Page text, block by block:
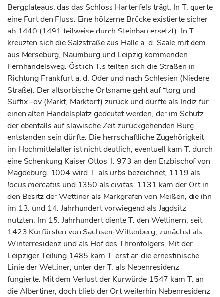
Bergplateaus, das das Schloss Hartenfels trägt. In T. querte
eine Furt den Fluss. Eine hölzerne Brücke existierte sicher
ab 1440 (1491 teilweise durch Steinbau ersetzt). In T.
kreuzten sich die Salzstraße aus Halle a. d. Saale mit dem
aus Merseburg, Naumburg und Leipzig kommenden
Fernhandelsweg. Östlich T.s teilten sich die Straßen in
Richtung Frankfurt a. d. Oder und nach Schlesien (Niedere
Straße). Der altsorbische Ortsname geht auf *torg und
Suffix –ov (Markt, Marktort) zurück und dürfte als Indiz für
einen alten Handelsplatz gedeutet werden, der im Schutz
der ebenfalls auf slawische Zeit zurückgehenden Burg
entstanden sein dürfte. Die herrschaftliche Zugehörigkeit
im Hochmittelalter ist nicht deutlich, eventuell kam T. durch
eine Schenkung Kaiser Ottos II. 973 an den Erzbischofvon
Magdeburg. 1004 wird T. als urbs bezeichnet, 1119 als
locus mercatus und 1350 als civitas. 1131 kam der Ort in
den Besitz der Wettiner als Markgrafen von Meißen, die ihn
im 13. und 14. Jahrhundertvorwiegend als Jagdsitz
nutzten. Im 15. Jahrhundertdiente T. den Wettinern, seit
1423 Kurfürsten von Sachsen-Wittenberg, zunächst als
Winterresidenz und als Hof des Thronfolgers. Mit der
Leipziger Teilung 1485 kam T. erst an die ernestinische
Linie der Wettiner, unter der T. als Nebenresidenz
fungierte. Mit dem Verlust der Kurwürde 1547 kam T. an
die Albertiner, doch blieb der Ort weiterhin Nebenresidenz